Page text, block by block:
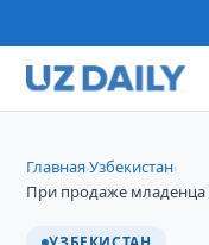
Главная›Узбекистан›
При продаже младенца